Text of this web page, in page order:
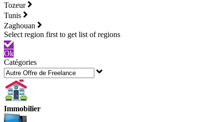
Tozeur
Tunis
Zaghouan
Ok
Catégories
Immobilier